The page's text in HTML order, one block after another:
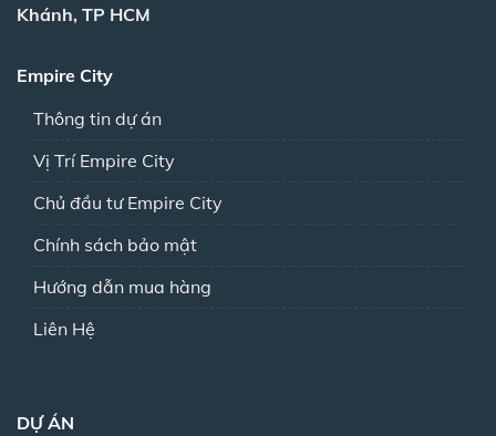
Khánh, TP HCM
Empire City
Thông tin dự án
Vị Trí Empire City
Chủ đầu tư Empire City
Chính sách bảo mật
Hướng dẫn mua hàng
Liên Hệ
DỰ ÁN